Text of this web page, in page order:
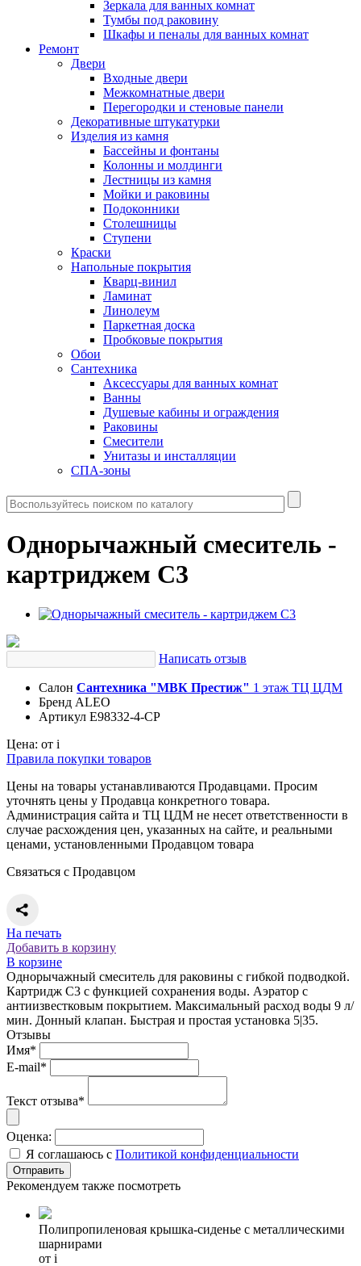
Зеркала для ванных комнат
Тумбы под раковину
Шкафы и пеналы для ванных комнат
Ремонт
Двери
Входные двери
Межкомнатные двери
Перегородки и стеновые панели
Декоративные штукатурки
Изделия из камня
Бассейны и фонтаны
Колонны и молдинги
Лестницы из камня
Мойки и раковины
Подоконники
Столешницы
Ступени
Краски
Напольные покрытия
Кварц-винил
Ламинат
Линолеум
Паркетная доска
Пробковые покрытия
Обои
Сантехника
Аксессуары для ванных комнат
Ванны
Душевые кабины и ограждения
Раковины
Смесители
Унитазы и инсталляции
СПА-зоны
Однорычажный смеситель -
картриджем С3
Написать отзыв
Салон Сантехника "МВК Престиж" 1 этаж ТЦ ЦДМ
Бренд ALEO
Артикул E98332-4-CP
Цена: от i
Правила покупки товаров
Цены на товары устанавливаются Продавцами. Просим
уточнять цены у Продавца конкретного товара.
Администрация сайта и ТЦ ЦДМ не несет ответственности в
случае расхождения цен, указанных на сайте, и реальными
ценами, установленными Продавцом товара
Связаться с Продавцом
На печать
Добавить в корзину
В корзине
Однорычажный смеситель для раковины с гибкой подводкой.
Картридж C3 с функцией сохранения воды. Аэратор с
антиизвестковым покрытием. Максимальный расход воды 9 л/
мин. Донный клапан. Быстрая и простая установка 5|35.
Отзывы
Имя*
E-mail*
Текст отзыва*
Оценка:
Я соглашаюсь с Политикой конфиденциальности
Рекомендуем также посмотреть
Полипропиленовая крышка-сиденье с металлическими
шарнирами
от i